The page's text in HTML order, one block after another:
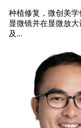
种植修复，微创美
显微镜并在显微放
及...